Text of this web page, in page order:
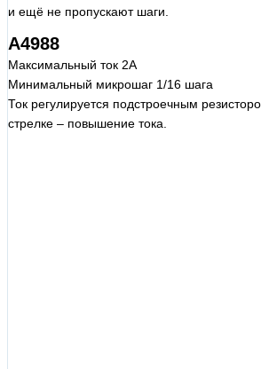
и ещё не пропускают шаги.
A4988
Максимальный ток 2А
Минимальный микрошаг 1/16 шага
Ток регулируется подстроечным
стрелке – повышение тока.